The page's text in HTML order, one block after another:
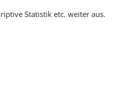
Statistik etc. weiter aus.